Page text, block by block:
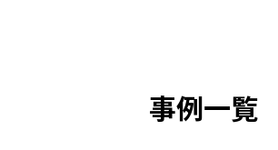
事例一覧